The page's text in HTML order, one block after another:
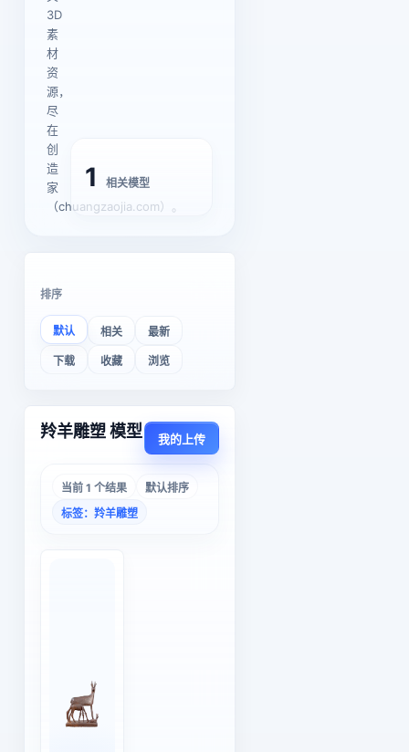
3D
素
材
资
源，
尽
在
创
造
家
（chuangzaojia.com）。
1 相关模型
排序
默认 相关 最新
下载 收藏 浏览
羚羊雕塑 模型 我的上传
当前 1 个结果
默认排序
标签：羚羊雕塑